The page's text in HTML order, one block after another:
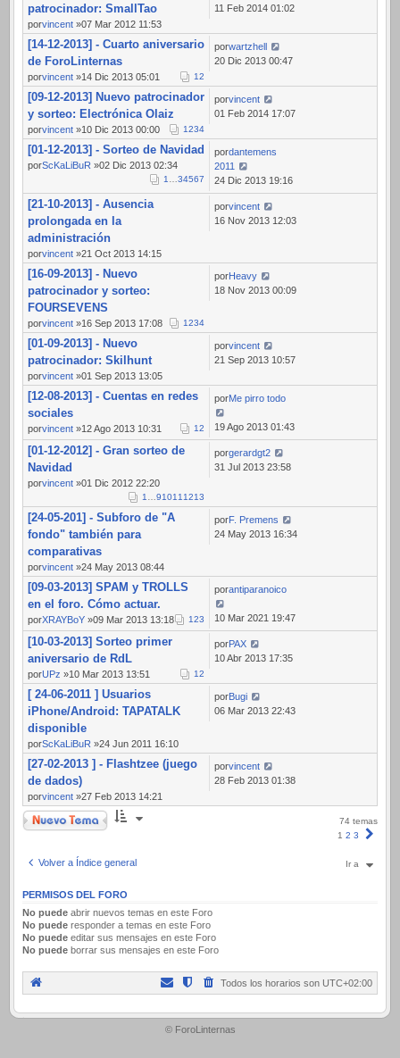
patrocinador: SmallTao
porvincent »07 Mar 2012 11:53
11 Feb 2014 01:02
[14-12-2013] - Cuarto aniversario
de ForoLinternas
porvincent »14 Dic 2013 05:01 12
porwartzhell
20 Dic 2013 00:47
[09-12-2013] Nuevo patrocinador
y sorteo: Electrónica Olaiz
porvincent »10 Dic 2013 00:00 1234
porvincent
01 Feb 2014 17:07
[01-12-2013] - Sorteo de Navidad
porScKaLiBuR »02 Dic 2013 02:34
1 34567
pordantemens
2011
24 Dic 2013 19:16
[21-10-2013] - Ausencia
prolongada en la
administración
porvincent »21 Oct 2013 14:15
porvincent
16 Nov 2013 12:03
[16-09-2013] - Nuevo
patrocinador y sorteo:
FOURSEVENS
porvincent »16 Sep 2013 17:08 1234
porHeavy
18 Nov 2013 00:09
[01-09-2013] - Nuevo
patrocinador: Skilhunt
porvincent »01 Sep 2013 13:05
porvincent
21 Sep 2013 10:57
[12-08-2013] - Cuentas en redes
sociales
porvincent »12 Ago 2013 10:31 12
porMe pirro todo
19 Ago 2013 01:43
[01-12-2012] - Gran sorteo de
Navidad
porvincent »01 Dic 2012 22:20
1 91011 1213
porgerardgt2
31 Jul 2013 23:58
[24-05-201] - Subforo de "A
fondo" también para
comparativas
porvincent »24 May 2013 08:44
porF. Premens
24 May 2013 16:34
[09-03-2013] SPAM y TROLLS
en el foro. Cómo actuar.
porXRAYBoY »09 Mar 2013 13:18 123
porantiparanoico
10 Mar 2021 19:47
[10-03-2013] Sorteo primer
aniversario de RdL
porUPz »10 Mar 2013 13:51 12
porPAX
10 Abr 2013 17:35
[ 24-06-2011 ] Usuarios
iPhone/Android: TAPATALK
disponible
porScKaLiBuR »24 Jun 2011 16:10
porBugi
06 Mar 2013 22:43
[27-02-2013 ] - Flashtzee (juego
de dados)
porvincent »27 Feb 2013 14:21
porvincent
28 Feb 2013 01:38
Nuevo Tema
74 temas
1 2 3
Volver a Índice general Ir a
PERMISOS DEL FORO
No puede abrir nuevos temas en este Foro
No puede responder a temas en este Foro
No puede editar sus mensajes en este Foro
No puede borrar sus mensajes en este Foro
Todos los horarios son UTC+02:00
.
© ForoLinternas